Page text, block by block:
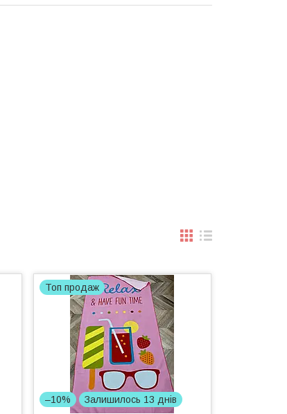
Топ продаж
–10% Залишилось 13 днів